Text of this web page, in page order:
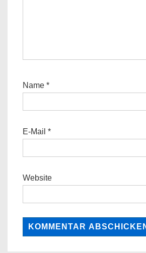
Name *
E-Mail *
Website